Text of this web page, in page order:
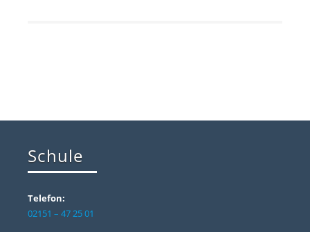
Schule
Telefon:
02151 – 47 25 01